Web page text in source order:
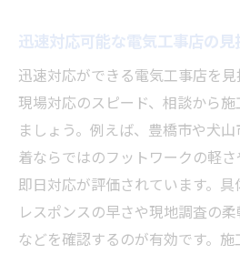
迅速対応可能な電気工事店の見
迅速対応ができる電気工事店を
現場対応のスピード、相談から
ましょう。例えば、豊橋市や犬
着ならではのフットワークの軽
即日対応が評価されています。
レスポンスの早さや現地調査の
などを確認するのが有効です。